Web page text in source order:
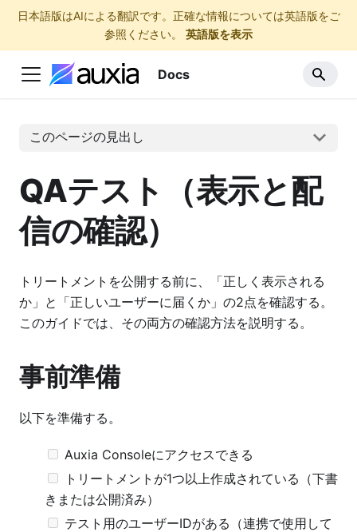
日本語版はAIによる翻訳です。正確な情報については英語版をご
参照ください。
英語版を表示
Docs
このページの見出し
QAテスト（表示と配
信の確認）
トリートメントを公開する前に、「正しく表示される
か」と「正しいユーザーに届くか」の2点を確認する。
このガイドでは、その両方の確認方法を説明する。
事前準備
以下を準備する。
Auxia Consoleにアクセスできる
トリートメントが1つ以上作成されている（下書
きまたは公開済み）
テスト用のユーザーIDがある（連携で使用して